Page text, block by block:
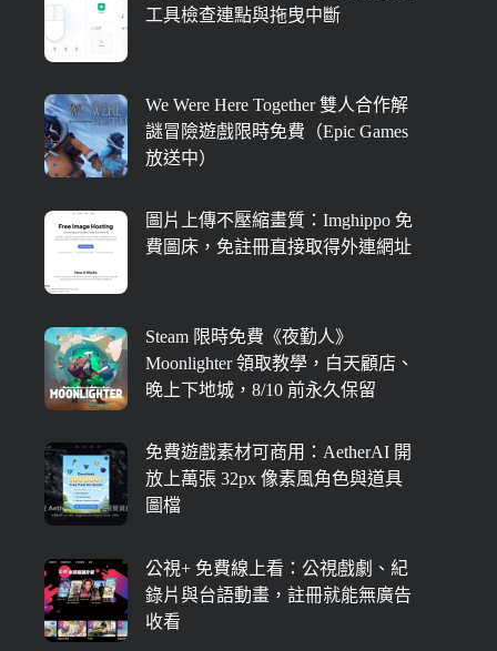
工具檢查連點與拖曳中斷
We Were Here Together 雙人合作解
謎冒險遊戲限時免費（Epic Games
放送中）
圖片上傳不壓縮畫質：Imghippo 免
費圖床，免註冊直接取得外連網址
Steam 限時免費《夜勤人》
Moonlighter 領取教學，白天顧店、
晚上下地城，8/10 前永久保留
免費遊戲素材可商用：AetherAI 開
放上萬張 32px 像素風角色與道具
圖檔
公視+ 免費線上看：公視戲劇、紀
錄片與台語動畫，註冊就能無廣告
收看